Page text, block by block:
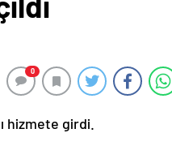
0
hizmete girdi.